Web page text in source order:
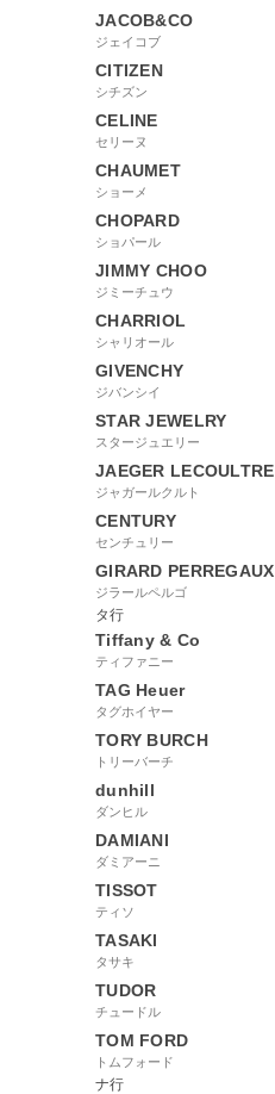
JACOB&CO
ジェイコブ
CITIZEN
シチズン
CELINE
セリーヌ
CHAUMET
ショーメ
CHOPARD
ショパール
JIMMY CHOO
ジミーチュウ
CHARRIOL
シャリオール
GIVENCHY
ジバンシイ
STAR JEWELRY
スタージュエリー
JAEGER LECOULTRE
ジャガールクルト
CENTURY
センチュリー
GIRARD PERREGAUX
ジラールペルゴ
タ行
Tiffany & Co
ティファニー
TAG Heuer
タグホイヤー
TORY BURCH
トリーバーチ
dunhill
ダンヒル
DAMIANI
ダミアーニ
TISSOT
ティソ
TASAKI
タサキ
TUDOR
チュードル
TOM FORD
トムフォード
ナ行